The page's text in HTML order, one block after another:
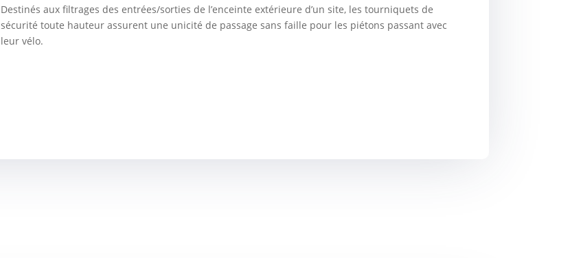
Destinés aux filtrages des entrées/sorties de l’enceinte extérieure d’un site, les tourniquets de
sécurité toute hauteur assurent une unicité de passage sans faille pour les piétons passant avec
leur vélo.